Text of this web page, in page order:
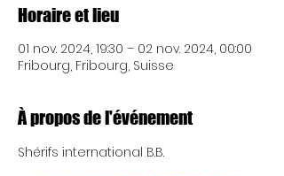
Horaire et lieu
01 nov. 2024, 19:30 – 02 nov. 2024, 00:00
Fribourg, Fribourg, Suisse
À propos de l'événement
Shérifs international B.B.